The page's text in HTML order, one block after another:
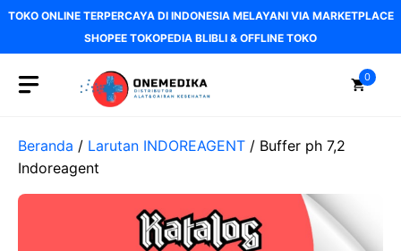
Langsung
isi
TOKO ONLINE TERPERCAYA DI INDONESIA MELAYANI VIA MARKETPLACE
SHOPEE TOKOPEDIA BLIBLI & OFFLINE TOKO
0
Beranda / Larutan INDOREAGENT / Buffer ph 7,2
Indoreagent